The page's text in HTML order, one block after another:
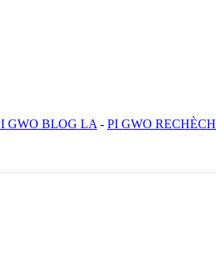
GWO BLOG LA - PI GWO RECHÈCH